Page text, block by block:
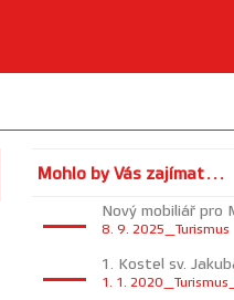
Mohlo by Vás zajímat...
Nový mobiliář pro
8. 9. 2025_Turismus
1. Kostel sv.
1. 1.